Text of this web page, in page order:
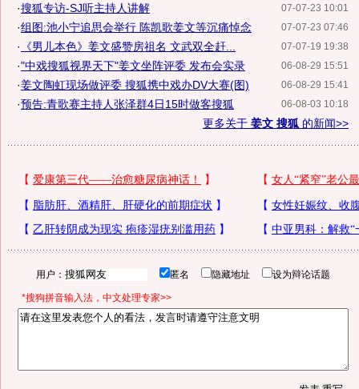
07-07-23 10:01
·搜狐专访-SJ听主持人讲解
07-07-23 07:46
·组图:池小宁追思会举行 陈凯歌姜文等沉痛悼念
07-07-19 19:38
· 《男儿本色》姜文盛赞房祖名 文武双全赶...
06-08-29 15:51
·"中戏搜狐视界天下"姜文坐阵评委 发布会实录
06-08-29 15:41
·姜文陶虹现场做评委 搜狐携中戏办DV大赛(图)
06-08-03 10:18
·预告:青歌赛主持人张泽群4日15时做客搜狐
更多关于 姜文 搜狐 的新闻>>
用户： 匿名 隐藏地址 设为辩论话题
*搜狗拼音输入法，中文处理专家>>